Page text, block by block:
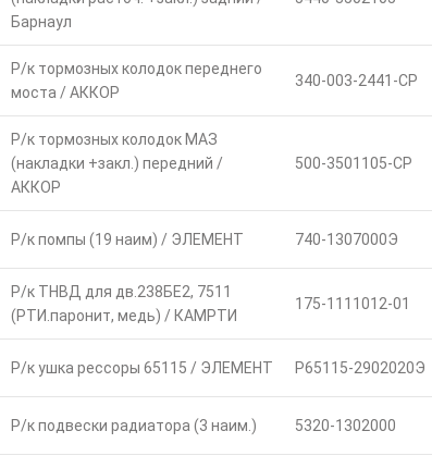
Барнаул
Р/к тормозных колодок переднего
моста / АККОР
340-003-2441-СР
Р/к тормозных колодок МАЗ
(накладки +закл.) передний /
АККОР
500-3501105-СР
Р/к помпы (19 наим) / ЭЛЕМЕНТ 740-1307000Э
Р/к ТНВД для дв.238БЕ2, 7511
(РТИ.паронит, медь) / КАМРТИ
175-1111012-01
Р/к ушка рессоры 65115 / ЭЛЕМЕНТ Р65115-2902020Э
Р/к подвески радиатора (3 наим.) 5320-1302000